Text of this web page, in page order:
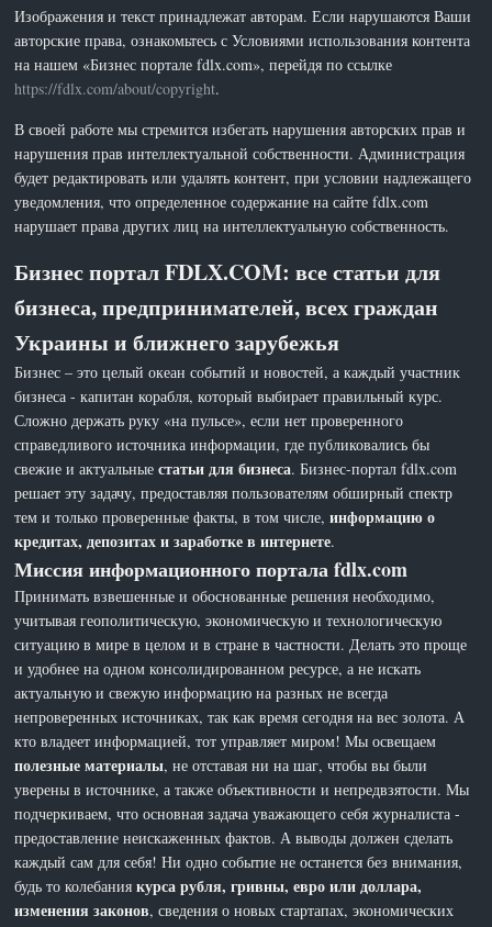
Изображения и текст принадлежат авторам. Если нарушаются Ваши
авторские права, ознакомьтесь с Условиями использования контента
на нашем «Бизнес портале fdlx.com», перейдя по ссылке
https://fdlx.com/about/copyright.
В своей работе мы стремится избегать нарушения авторских прав и
нарушения прав интеллектуальной собственности. Администрация
будет редактировать или удалять контент, при условии надлежащего
уведомления, что определенное содержание на сайте fdlx.com
нарушает права других лиц на интеллектуальную собственность.
Бизнес портал FDLX.COM: все статьи для
бизнеса, предпринимателей, всех граждан
Украины и ближнего зарубежья
Бизнес – это целый океан событий и новостей, а каждый участник
бизнеса - капитан корабля, который выбирает правильный курс.
Сложно держать руку «на пульсе», если нет проверенного
справедливого источника информации, где публиковались бы
свежие и актуальныестатьи для бизнеса. Бизнес-портал fdlx.com
решает эту задачу, предоставляя пользователям обширный спектр
тем и только проверенные факты, в том числе,информацию о
кредитах, депозитах и заработке в интернете.
Миссия информационного портала fdlx.com
Принимать взвешенные и обоснованные решения необходимо,
учитывая геополитическую, экономическую и технологическую
ситуацию в мире в целом и в стране в частности. Делать это проще
и удобнее на одном консолидированном ресурсе, а не искать
актуальную и свежую информацию на разных не всегда
непроверенных источниках, так как время сегодня на вес золота. А
кто владеет информацией, тот управляет миром! Мы освещаем
полезные материалы, не отставая ни на шаг, чтобы вы были
уверены в источнике, а также объективности и непредвзятости. Мы
подчеркиваем, что основная задача уважающего себя журналиста -
предоставление неискаженных фактов. А выводы должен сделать
каждый сам для себя! Ни одно событие не останется без внимания,
будь то колебаниякурса рубля, гривны, евро или доллара,
изменения законов, сведения о новых стартапах, экономических